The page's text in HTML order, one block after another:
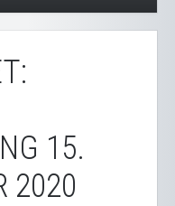
15.
2020